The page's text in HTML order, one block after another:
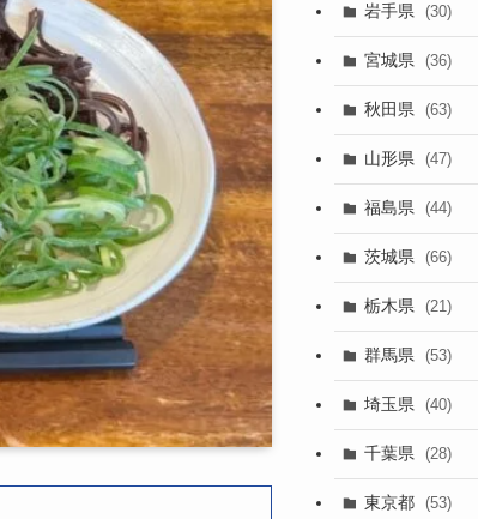
岩手県 (30)
宮城県 (36)
秋田県 (63)
山形県 (47)
福島県 (44)
茨城県 (66)
栃木県 (21)
群馬県 (53)
埼玉県 (40)
千葉県 (28)
東京都 (53)